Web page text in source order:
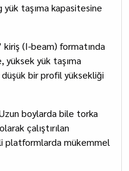
yük taşıma kapasitesine
kiriş (I-beam) formatında
yüksek yük taşıma
bir profil yüksekliği
boylarda bile torka
çalıştırılan
platformlarda mükemmel